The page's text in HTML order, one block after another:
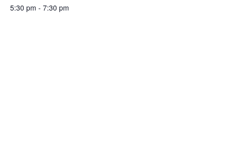
5:30 pm - 7:30 pm